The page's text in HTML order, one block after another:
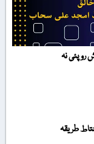
روپئی نہ
طریقہ